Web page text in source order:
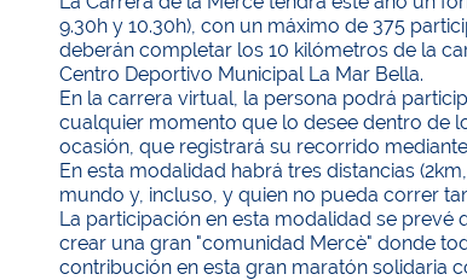
9.30h y 10.30h), con un máximo de 375
deberán completar los 10 kilómetros de la
Centro Deportivo Municipal La Mar Bella.
En la carrera virtual, la persona podrá
cualquier momento que lo desee dentro de
ocasión, que registrará su recorrido
En esta modalidad habrá tres distancias
mundo y, incluso, y quien no pueda correr
La participación en esta modalidad se prevé
crear una gran "comunidad Mercè" donde
contribución en esta gran maratón solidaria